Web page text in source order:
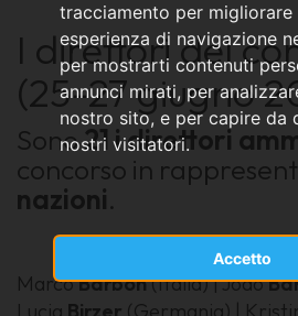
tracciamento per migliorare
esperienza di navigazione
per mostrarti contenuti
annunci mirati, per
nostro sito, e per capire da
nostri visitatori.
Accetto
I direttori del
(25-27 giugno
Sono21 i direttori
concorso in
nazioni.
MarcoBarbon(Italia) | João